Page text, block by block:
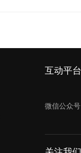
互动平台
微信公众号